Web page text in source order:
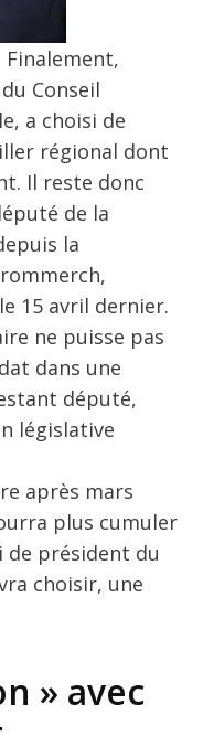
Conseil
a choisi de
régional dont
Il reste donc
de la
la
15 avril dernier.
ne puisse pas
dans une
député,
législative
après mars
plus cumuler
de président du
choisir, une
» avec